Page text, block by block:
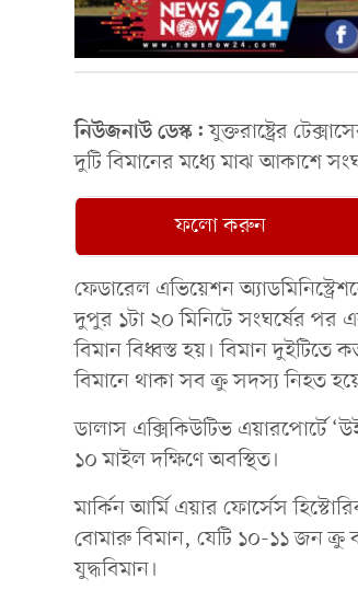
নিউজনাউ ডেস্ক:যুক্তরাষ্ট্রের
দুটি বিমানের মধ্যে মাঝ আকাশে
ফলো করুন
ফেডারেল এভিয়েশন
দুপুর ১টা ২০ মিনিটে সংঘর্ষের পর
বিমান বিধ্বস্ত হয়। বিমান দুইটিতে
বিমানে থাকা সব ক্রু সদস্য নিহত
ডালাস এক্সিকিউটিভ এয়ারপোর্টে
১০ মাইল দক্ষিণে অবস্থিত।
মার্কিন আর্মি এয়ার ফোর্সেস
বোমারু বিমান, যেটি ১০-১১ জন
যুদ্ধবিমান।